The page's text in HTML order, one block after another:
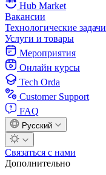
Hub Market
Вакансии
Технологические задачи
Услуги и товары
Мероприятия
Онлайн курсы
Tech Orda
Customer Support
FAQ
Русский
Связаться с нами
Дополнительно